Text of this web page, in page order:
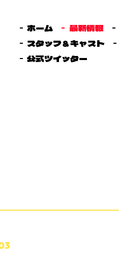
ホーム 最新情報
スタッフ＆キャスト
公式ツイッター